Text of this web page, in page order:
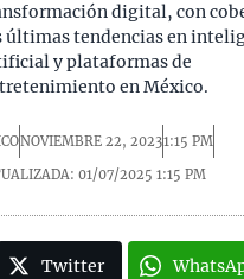
digital, con
últimas tendencias en
y plataformas de
en México.
NOVIEMBRE 22, 20231:15 PM
01/07/2025 1:15 PM
Twitter